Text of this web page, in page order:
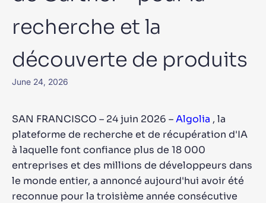
Algolia pourra-t-il évoluer en fonction de notre
trafic et du volume de nos données ?
SUGGESTIONS
recherche et la
découverte de produits
June 24, 2026
SAN FRANCISCO – 24 juin 2026 –Algolia , la
plateforme de recherche et de récupération d'IA
à laquelle font confiance plus de 18 000
entreprises et des millions de développeurs dans
le monde entier, a annoncé aujourd'hui avoir été
reconnue pour la troisième année consécutive